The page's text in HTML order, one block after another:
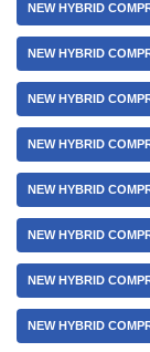
NEW HYBRID
NEW HYBRID
NEW HYBRID
NEW HYBRID
NEW HYBRID
NEW HYBRID
NEW HYBRID
NEW HYBRID